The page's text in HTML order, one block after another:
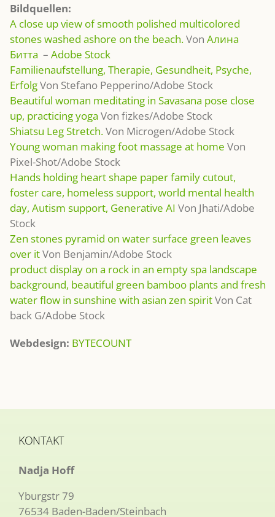
Bildquellen:
A close up view of smooth polished multicolored
stones washed ashore on the beach.Von Алина
Битта – Adobe Stock
Familienaufstellung, Therapie, Gesundheit, Psyche,
ErfolgVon Stefano Pepperino/Adobe Stock
Beautiful woman meditating in Savasana pose close
up, practicing yoga Von fizkes/Adobe Stock
Shiatsu Leg Stretch.Von Microgen/Adobe Stock
Young woman making foot massage at home Von
Pixel-Shot/Adobe Stock
Hands holding heart shape paper family cutout,
foster care, homeless support, world mental health
day, Autism support, Generative AI Von Jhati/Adobe
Stock
Zen stones pyramid on water surface green leaves
over itVon Benjamin/Adobe Stock
product display on a rock in an empty spa landscape
background, beautiful green bamboo plants and fresh
water flow in sunshine with asian zen spiritVon Cat
back G/Adobe Stock
Webdesign: BYTECOUNT
KONTAKT
Nadja Hoff
Yburgstr 79
76534 Baden-Baden/Steinbach